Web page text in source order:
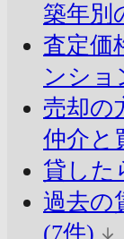
築年別
査定価
ンショ
売却の
仲介と
貸した
過去の
(7件)